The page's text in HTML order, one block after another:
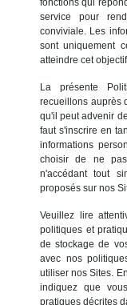
fonctions qui
service pour
conviviale. Les
sont uniquement
atteindre cet
La présente
recueillons auprès
qu'il peut advenir
faut s'inscrire en
informations
choisir de ne
n'accédant tout
proposés sur nos
Veuillez lire
politiques et
de stockage de
avec nos
utiliser nos Sites.
indiquez que
pratiques décrites